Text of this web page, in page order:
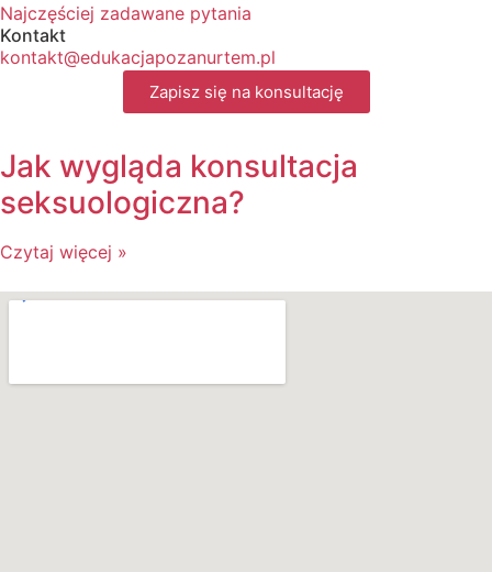
Najczęściej zadawane pytania
Kontakt
kontakt@edukacjapozanurtem.pl
Zapisz się na konsultację
Jak wygląda konsultacja
seksuologiczna?
Czytaj więcej »